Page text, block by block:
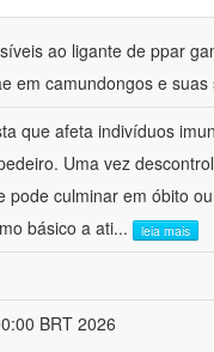
ao ligante de ppar
em camundongos e suas
que afeta indivíduos
Uma vez
culminar em óbito
básico a ati... leia mais
BRT 2026